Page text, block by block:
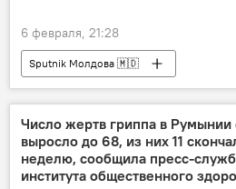
6 февраля, 21:28
Sputnik Молдова 🇲🇩
Число жертв гриппа в Румынии
выросло до 68, из них 11
неделю, сообщила пресс-
института общественного